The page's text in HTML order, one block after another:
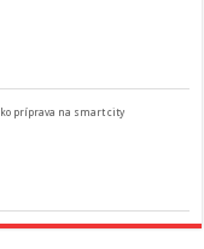
príprava na smart city